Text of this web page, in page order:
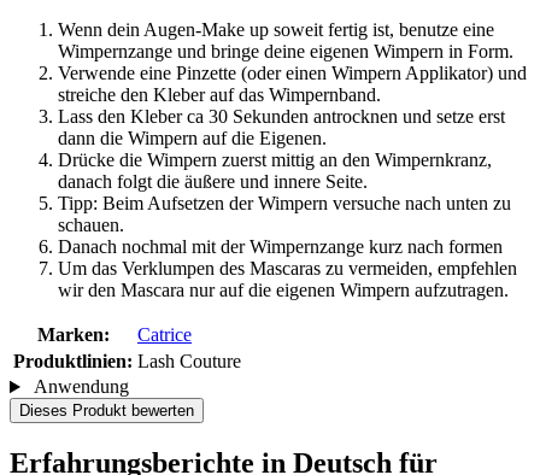
Wenn dein Augen-Make up soweit fertig ist, benutze eine
Wimpernzange und bringe deine eigenen Wimpern in Form.
Verwende eine Pinzette (oder einen Wimpern Applikator) und
streiche den Kleber auf das Wimpernband.
Lass den Kleber ca 30 Sekunden antrocknen und setze erst
dann die Wimpern auf die Eigenen.
Drücke die Wimpern zuerst mittig an den Wimpernkranz,
danach folgt die äußere und innere Seite.
Tipp: Beim Aufsetzen der Wimpern versuche nach unten zu
schauen.
Danach nochmal mit der Wimpernzange kurz nach formen
Um das Verklumpen des Mascaras zu vermeiden, empfehlen
wir den Mascara nur auf die eigenen Wimpern aufzutragen.
Marken:
Catrice
Produktlinien: Lash Couture
Anwendung
Dieses Produkt bewerten
Erfahrungsberichte in Deutsch für